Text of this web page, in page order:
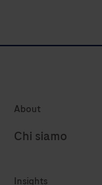
About
Chi siamo
Insights